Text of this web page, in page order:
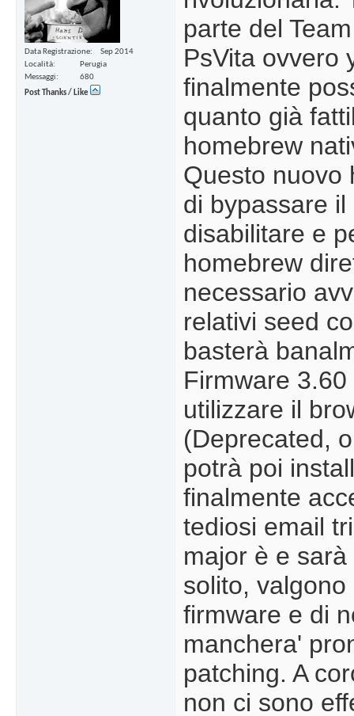
Data Registrazione
Sep 2014
Località
Perugia
Messaggi
680
Post Thanks / Like
parte del
PsVita ovvero
finalmente
quanto già
homebrew
Questo nuovo
di bypassare
disabilitare e
homebrew
necessario
relativi seed
basterà
Firmware
utilizzare il
(Deprecated,
potrà poi
finalmente
tediosi email
major è e
solito,
firmware e di
manchera'
patching. A
non ci sono